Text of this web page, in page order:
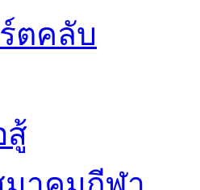
ตคลับ
สู้